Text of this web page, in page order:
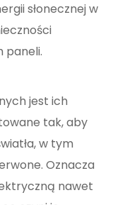
słonecznej w
paneli.
jest ich
tak, aby
w tym
Oznacza
nawet